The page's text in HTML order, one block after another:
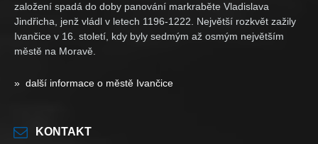
založení spadá do doby panování markraběte Vladislava
Jindřicha, jenž vládl v letech 1196-1222. Největší rozkvět zažily
Ivančice v 16. století, kdy byly sedmým až osmým největším
městě na Moravě.
» další informace o městě Ivančice
KONTAKT